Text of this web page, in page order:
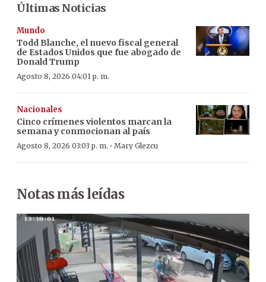
Últimas Noticias
Mundo
Todd Blanche, el nuevo fiscal general
de Estados Unidos que fue abogado de
Donald Trump
Agosto 8, 2026 04:01 p. m.
Nacionales
Cinco crímenes violentos marcan la
semana y conmocionan al país
Agosto 8, 2026 03:03 p. m. · Mary Glezcu
Notas más leídas